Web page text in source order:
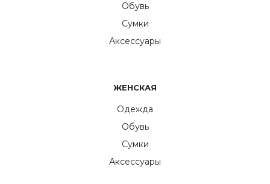
Обувь
Сумки
Аксессуары
ЖЕНСКАЯ
Одежда
Обувь
Сумки
Аксессуары